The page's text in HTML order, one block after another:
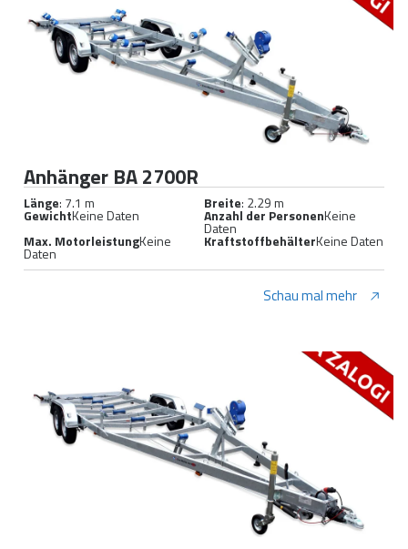
Anhänger BA 2700R
Länge: 7.1 m Breite: 2.29 m
GewichtKeine Daten Anzahl der PersonenKeine
Daten
Max. MotorleistungKeine
Daten
KraftstoffbehälterKeine Daten
Schau mal mehr